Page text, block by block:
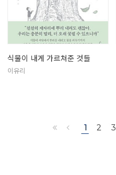
식물이 내게 가르쳐준 것들
이유리
1 2 3